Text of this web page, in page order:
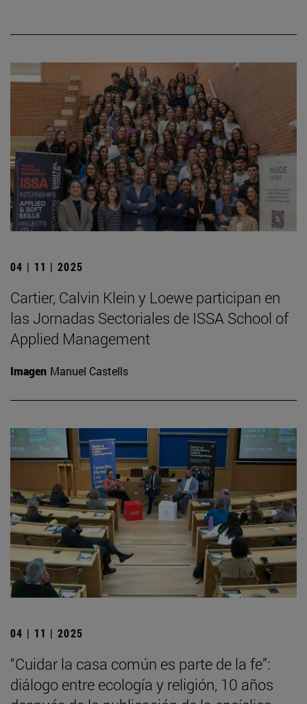
04 | 11 | 2025
Cartier, Calvin Klein y Loewe participan en
las Jornadas Sectoriales de ISSA School of
Applied Management
Imagen Manuel Castells
04 | 11 | 2025
“Cuidar la casa común es parte de la fe”:
diálogo entre ecología y religión, 10 años